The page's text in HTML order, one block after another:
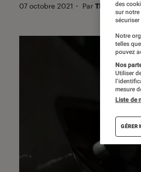
07 octobre 2021 ・ Par Thomas
des
sur notre
Notre
telles
pouvez
Nos
Utiliser
mesure
Liste de
GÉRER